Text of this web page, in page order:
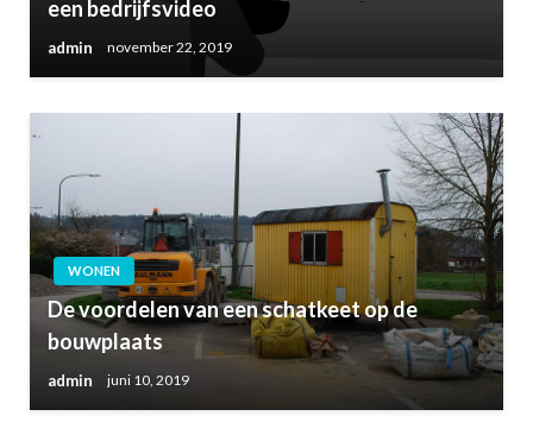
een bedrijfsvideo
admin november 22, 2019
WONEN
De voordelen van een schatkeet op de
bouwplaats
admin juni 10, 2019